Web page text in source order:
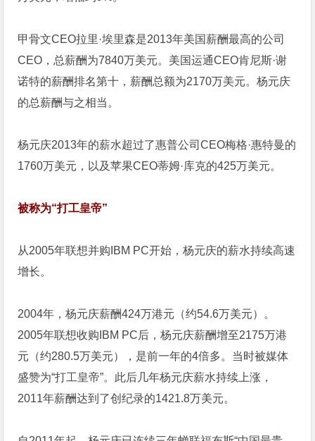
甲骨文CEO拉里·埃里森是2013年美国薪酬最高的公司
CEO，总薪酬为7840万美元。美国运通CEO肯尼斯·谢
诺特的薪酬排名第十，薪酬总额为2170万美元。杨元庆
的总薪酬与之相当。
杨元庆2013年的薪水超过了惠普公司CEO梅格·惠特曼的
1760万美元，以及苹果CEO蒂姆·库克的425万美元。
被称为“打工皇帝”
从2005年联想并购IBM PC开始，杨元庆的薪水持续高速
增长。
2004年，杨元庆薪酬424万港元（约54.6万美元）。
2005年联想收购IBM PC后，杨元庆薪酬增至2175万港
元（约280.5万美元），是前一年的4倍多。当时被媒体
盛赞为“打工皇帝”。此后几年杨元庆薪水持续上涨，
2011年薪酬达到了创纪录的1421.8万美元。